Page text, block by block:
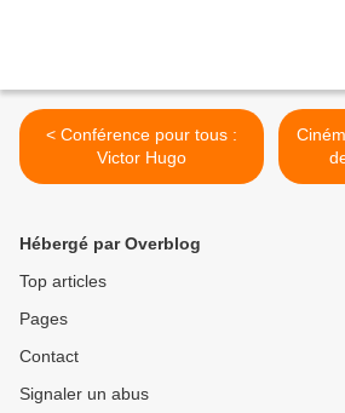
< Conférence pour tous :
Victor Hugo
Hébergé par Overblog
Top articles
Pages
Contact
Signaler un abus